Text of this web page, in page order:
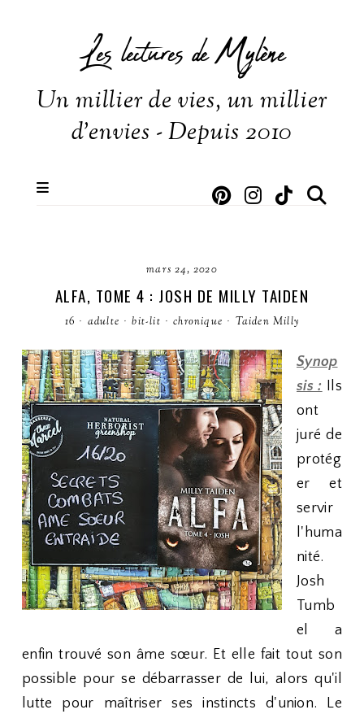
Les lectures de Mylène
Un millier de vies, un millier
d'envies - Depuis 2010
mars 24, 2020
ALFA, TOME 4 : JOSH DE MILLY TAIDEN
16 · adulte · bit-lit · chronique · Taiden Milly
Synop
sis : Ils
ont
juré de
protég
er et
servir
l'huma
nité.
Josh
Tumb
el a
enfin trouvé son âme sœur. Et elle fait tout son
possible pour se débarrasser de lui, alors qu'il
lutte pour maîtriser ses instincts d'union. Le